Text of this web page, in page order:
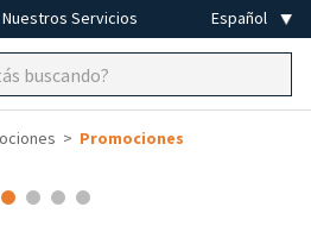
Nuestros Servicios
Promociones